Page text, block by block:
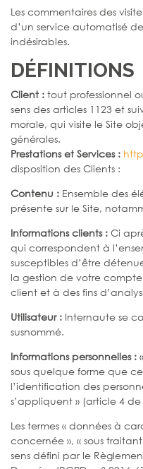
Les commentaires des
d’un service automatisé
indésirables.
DÉFINITIONS
Client : tout professionnel
sens des articles 1123 et
morale, qui visite le Site
générales.
Prestations et Services :
disposition des Clients :
Contenu : Ensemble des
présente sur le Site,
Informations clients : Ci
qui correspondent à
susceptibles d’être
la gestion de votre
client et à des fins
Utilisateur : Internaute se
susnommé.
Informations personnelles :
sous quelque forme que
l’identification des
s’appliquent » (article 4
Les termes « données à
concernée », « sous
sens défini par le